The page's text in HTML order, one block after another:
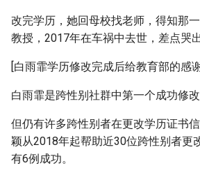
改完学历，她回母校找老师，得知那
教授，2017年在车祸中去世，差点哭出
[白雨霏学历修改完成后给教育部的感
白雨霏是跨性别社群中第一个成功修改
但仍有许多跨性别者在更改学历证书
颖从2018年起帮助近30位跨性别者更
有6例成功。